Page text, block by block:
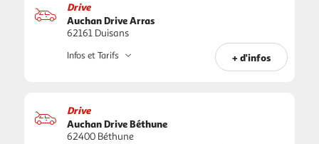
Drive
Auchan Drive Arras
62161 Duisans
+ d'infos
Infos et Tarifs
Drive
Auchan Drive Béthune
62400 Béthune